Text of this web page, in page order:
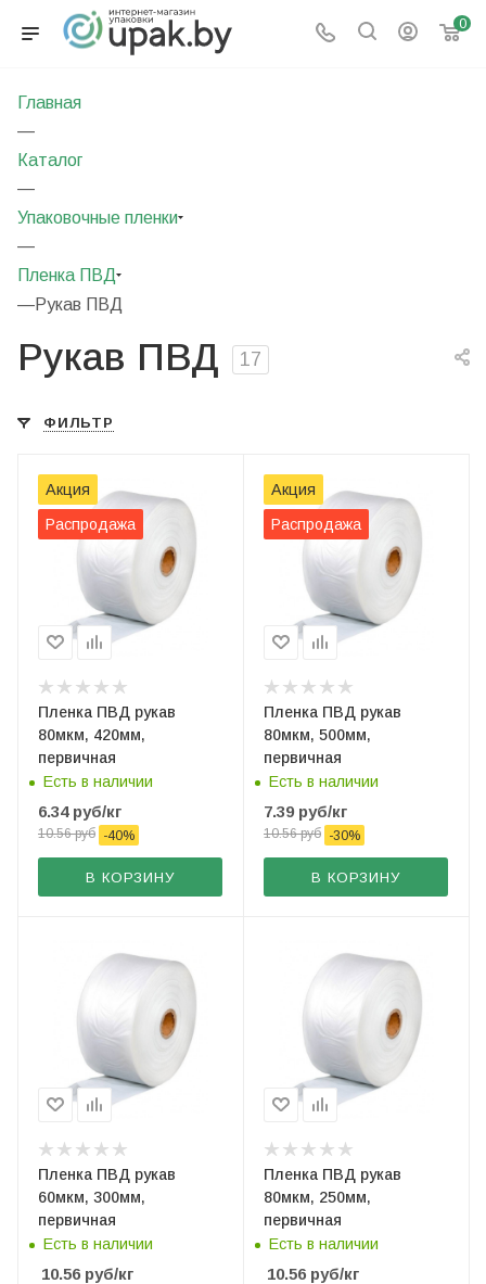
0
Главная
—
Каталог
—
Упаковочные пленки
—
Пленка ПВД
—Рукав ПВД
Рукав ПВД 17
ФИЛЬТР
Акция
Распродажа
Пленка ПВД рукав
80мкм, 420мм,
первичная
Есть в наличии
6.34руб/кг
10.56руб -40%
В КОРЗИНУ
Акция
Распродажа
Пленка ПВД рукав
80мкм, 500мм,
первичная
Есть в наличии
7.39 руб/кг
10.56руб -30%
В КОРЗИНУ
Пленка ПВД рукав
60мкм, 300мм,
первичная
Есть в наличии
10.56 руб/кг
Пленка ПВД рукав
80мкм, 250мм,
первичная
Есть в наличии
10.56 руб/кг